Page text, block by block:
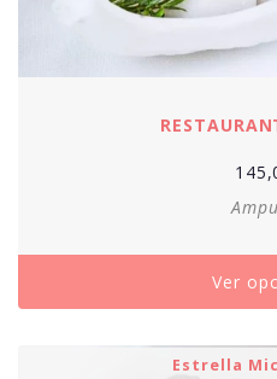
Ver
Estrella